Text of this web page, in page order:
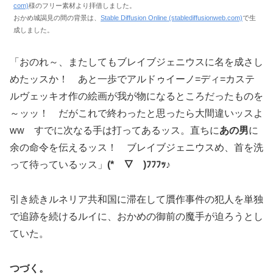
com)様のフリー素材より拝借しました。
おかめ城謁見の間の背景は、 Stable Diffusion Online (stablediffusionweb.com)で生
成しました。
「おのれ～、またしてもブレイブジェニウスに名を成さし
めたッスか！ あと一歩でアルドゥイーノ=ディ=カステ
ルヴェッキオ作の絵画が我が物になるところだったものを
～ッッ！ だがこれで終わったと思ったら大間違いッスよ
ww すでに次なる手は打ってあるッス。直ちにあの男に
余の命令を伝えるッス！ ブレイブジェニウスめ、首を洗
って待っているッス」 (*￣▽￣)ﾌﾌﾌｯ♪
引き続きルネリア共和国に滞在して贋作事件の犯人を単独
で追跡を続けるルイに、おかめの御前の魔手が迫ろうとし
ていた。
つづく。